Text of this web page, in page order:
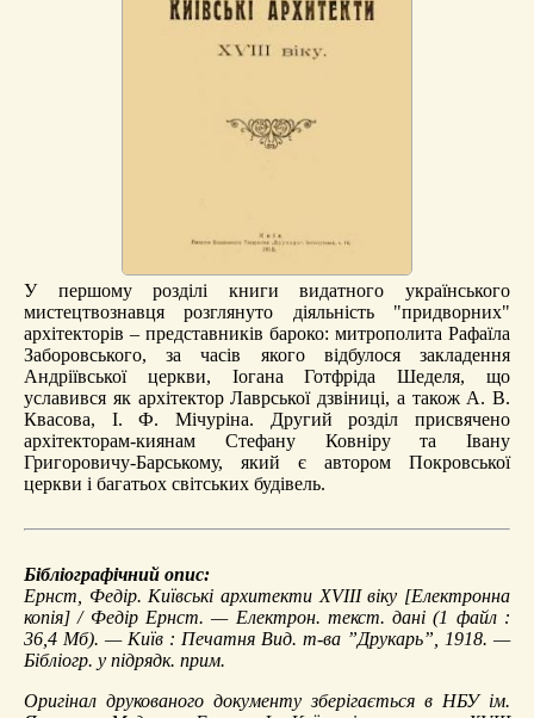
У першому розділі книги видатного українського
мистецтвознавця розглянуто діяльність "придворних"
архітекторів – представників бароко: митрополита Рафаїла
Заборовського, за часів якого відбулося закладення
Андріївської церкви, Іогана Готфріда Шеделя, що
уславився як архітектор Лаврської дзвіниці, а також А. В.
Квасова, І. Ф. Мічуріна. Другий розділ присвячено
архітекторам-киянам Стефану Ковніру та Івану
Григоровичу-Барському, який є автором Покровської
церкви і багатьох світських будівель.
Бібліографічний опис:
Ернст, Федір. Київські архитекти XVIII віку [Електронна
копія] / Федір Ернст. — Електрон. текст. дані (1 файл :
36,4 Мб). — Київ : Печатня Вид. т-ва ”Друкарь”, 1918. —
Бібліогр. у підрядк. прим.
Оригінал друкованого документу зберігається в НБУ ім.